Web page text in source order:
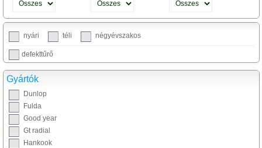
nyári téli négyévszakos
defekttűrő
Gyártók
Dunlop
Fulda
Good year
Gt radial
Hankook